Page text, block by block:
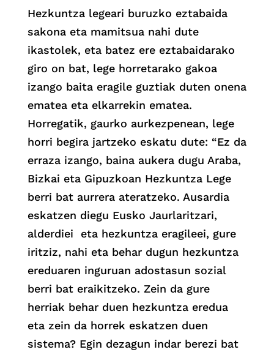
Hezkuntza legeari buruzko eztabaida
sakona eta mamitsua nahi dute
ikastolek, eta batez ere eztabaidarako
giro on bat, lege horretarako gakoa
izango baita eragile guztiak duten onena
ematea eta elkarrekin ematea.
Horregatik, gaurko aurkezpenean, lege
horri begira jartzeko eskatu dute: “Ez da
erraza izango, baina aukera dugu Araba,
Bizkai eta Gipuzkoan Hezkuntza Lege
berri bat aurrera ateratzeko. Ausardia
eskatzen diegu Eusko Jaurlaritzari,
alderdiei eta hezkuntza eragileei, gure
iritziz, nahi eta behar dugun hezkuntza
ereduaren inguruan adostasun sozial
berri bat eraikitzeko. Zein da gure
herriak behar duen hezkuntza eredua
eta zein da horrek eskatzen duen
sistema? Egin dezagun indar berezi bat